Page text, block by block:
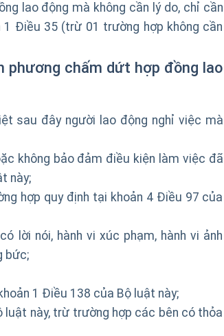
lao động mà không cần lý do, chỉ cần
Điều 35 (trừ 01 trường hợp không cần
phương chấm dứt hợp đồng lao
sau đây người lao động nghỉ việc mà
không bảo đảm điều kiện làm việc đã
này;
hợp quy định tại khoản 4 Điều 97 của
lời nói, hành vi xúc phạm, hành vi ảnh
bức;
1 Điều 138 của Bộ luật này;
này, trừ trường hợp các bên có thỏa